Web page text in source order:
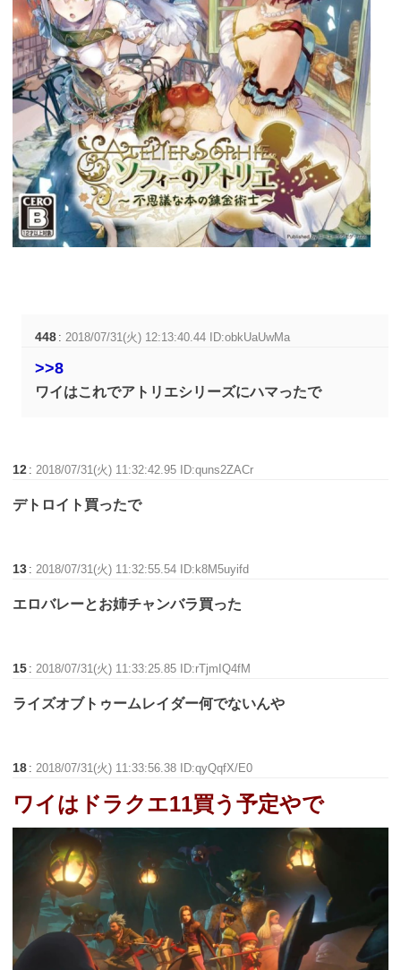
448 : 2018/07/31(火) 12:13:40.44 ID:obkUaUwMa
>>8
ワイはこれでアトリエシリーズにハマったで
12 : 2018/07/31(火) 11:32:42.95 ID:quns2ZACr
デトロイト買ったで
13 : 2018/07/31(火) 11:32:55.54 ID:k8M5uyifd
エロバレーとお姉チャンバラ買った
15 : 2018/07/31(火) 11:33:25.85 ID:rTjmIQ4fM
ライズオブトゥームレイダー何でないんや
18 : 2018/07/31(火) 11:33:56.38 ID:qyQqfX/E0
ワイはドラクエ11買う予定やで